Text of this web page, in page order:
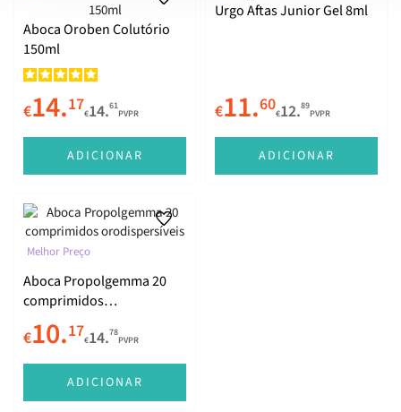
Aboca Oroben Colutório
150ml
€14.17€14.61
PVPR
ADICIONAR
Urgo Aftas Junior Gel 8ml
€11.60€12.89
PVPR
ADICIONAR
Melhor Preço
Aboca Propolgemma 20
comprimidos
orodispersíveis
€10.17€14.78
PVPR
ADICIONAR